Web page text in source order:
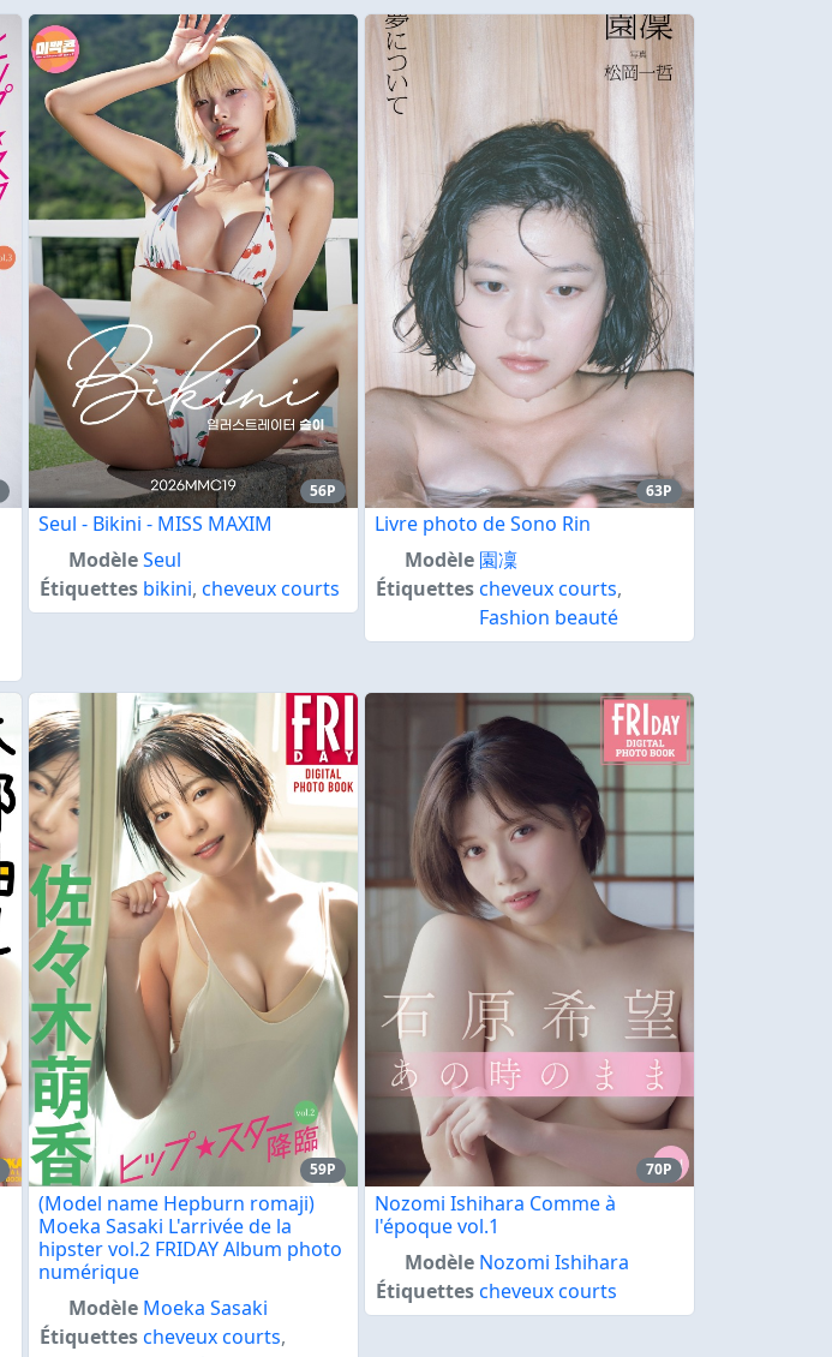
56P
Seul - Bikini - MISS MAXIM
ModèleSeul
Étiquettes bikini,cheveux courts
63P
Livre photo de Sono Rin
Modèle 園凜
Étiquettescheveux courts,
Fashion beauté
59P
(Model name Hepburn romaji)
Moeka Sasaki L'arrivée de la
hipster vol.2 FRIDAY Album photo
numérique
Modèle Moeka Sasaki
Étiquettescheveux courts,
70P
Nozomi Ishihara Comme à
l'époque vol.1
Modèle Nozomi Ishihara
Étiquettescheveux courts